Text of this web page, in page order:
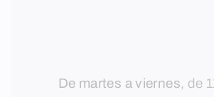
De martes a viernes, de